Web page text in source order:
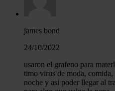
james bond
24/10/2022
usaron el grafeno para
timo virus de moda,
noche y asi poder llegar al